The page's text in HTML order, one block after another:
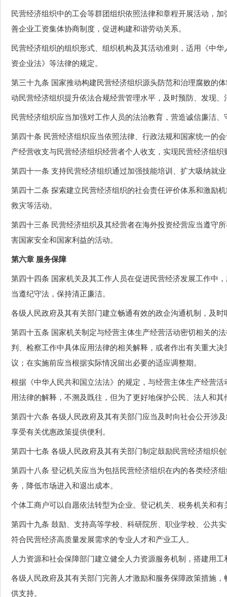
民营经济组织中的工会等群团组织依照法律和章程开展活动，
善企业工资集体协商制度，促进构建和谐劳动关系。
民营经济组织的组织形式、组织机构及其活动准则，适用《中
资企业法》等法律的规定。
第三十九条 国家推动构建民营经济组织源头防范和治理腐败的
动民营经济组织提升依法合规经营管理水平，及时预防、发现
民营经济组织应当加强对工作人员的法治教育，营造诚信廉洁
第四十条 民营经济组织应当依照法律、行政法规和国家统一的
产经营收支与民营经济组织经营者个人收支，实现民营经济组
第四十一条 支持民营经济组织通过加强技能培训、扩大吸纳就
第四十二条 探索建立民营经济组织的社会责任评价体系和激励
救灾等活动。
第四十三条 民营经济组织及其经营者在海外投资经营应当遵守
害国家安全和国家利益的活动。
第六章 服务保障
第四十四条 国家机关及其工作人员在促进民营经济发展工作中
当遵纪守法，保持清正廉洁。
各级人民政府及其有关部门建立畅通有效的政企沟通机制，及
第四十五条 国家机关制定与经营主体生产经营活动密切相关的
判、检察工作中具体应用法律的相关解释，或者作出有关重大
议；在实施前应当根据实际情况留出必要的适应调整期。
根据《中华人民共和国立法法》的规定，与经营主体生产经营
用法律的解释，不溯及既往，但为了更好地保护公民、法人和
第四十六条 各级人民政府及其有关部门应当及时向社会公开涉
享受有关优惠政策提供便利。
第四十七条 各级人民政府及其有关部门制定鼓励民营经济组织
第四十八条 登记机关应当为包括民营经济组织在内的各类经济
务，降低市场进入和退出成本。
个体工商户可以自愿依法转型为企业。登记机关、税务机关和
第四十九条 鼓励、支持高等学校、科研院所、职业学校、公共
符合民营经济高质量发展需求的专业人才和产业工人。
人力资源和社会保障部门建立健全人力资源服务机制，搭建用
各级人民政府及其有关部门完善人才激励和服务保障政策措施
供支持。